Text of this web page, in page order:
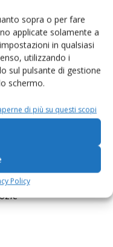
sopra o per fare
applicate solamente a
in qualsiasi
utilizzando i
sul pulsante di gestione
schermo.
di più su questi scopi
Policy
il caldo estremo
di latte»
il ritiro del latte e
al 31 agosto
il via libera alla
gli allevamenti